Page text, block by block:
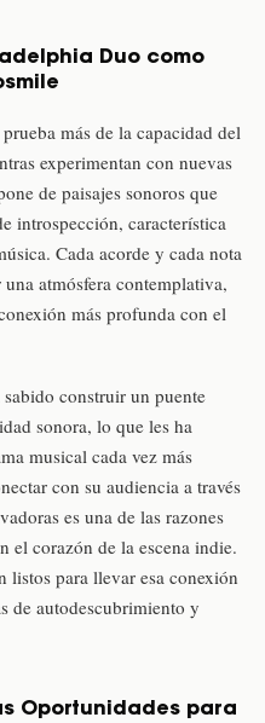
Duo como
más de la capacidad del
experimentan con nuevas
de paisajes sonoros que
introspección, característica
Cada acorde y cada nota
atmósfera contemplativa,
más profunda con el
construir un puente
sonora, lo que les ha
musical cada vez más
con su audiencia a través
es una de las razones
el corazón de la escena indie.
listos para llevar esa conexión
de autodescubrimiento y
Oportunidades para